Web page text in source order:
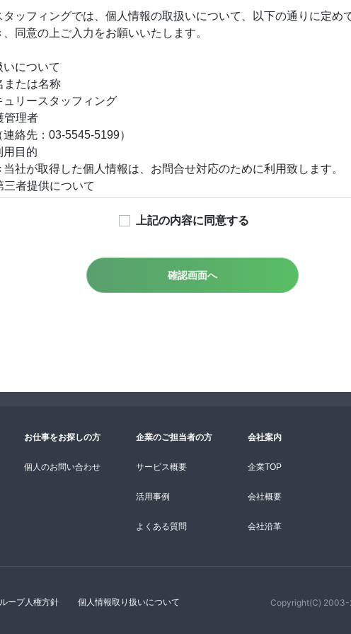
ッフィングでは、個人情報の取扱いについて、以下の通りに定め
同意の上ご入力をお願いいたします。
について
または名称
リースタッフィング
管理者
絡先：03-5545-5199）
用目的
社が取得した個人情報は、お問合せ対応のために利用致します。
三者提供について
を満たしている者を選定し、適切と判断した委託先と契約を締結し
扱いに関する任意性
認識できない方法による個人情報の取得
ん。
報については、漏洩、減失またはき損の防止と是正、その他個人情
は以下の「個人情報事務推進担当」までお問い合わせください。
上記の内容に同意する
確認画面へ
お仕事をお探しの方
個人のお問い合わせ
企業のご担当者の方
サービス概要
活用事例
よくある質問
会社案内
企業TOP
会社概要
会社沿革
ープ人権方針 個人情報取り扱いについて Copyright(C) 2003-